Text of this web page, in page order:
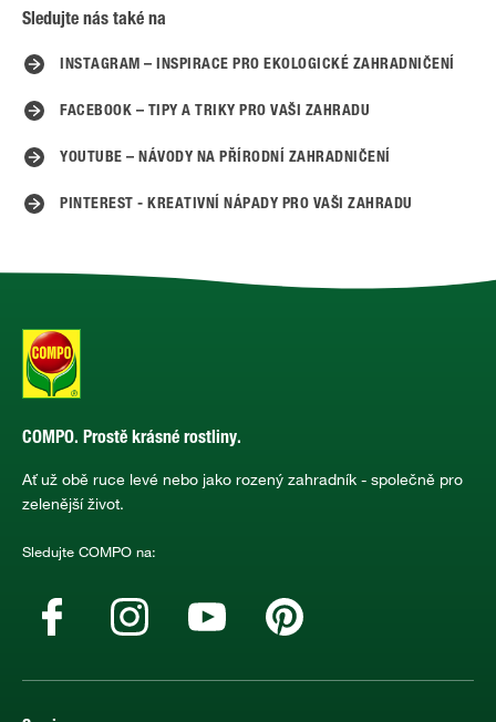
Sledujte nás také na
INSTAGRAM – INSPIRACE PRO EKOLOGICKÉ ZAHRADNIČENÍ
FACEBOOK – TIPY A TRIKY PRO VAŠI ZAHRADU
YOUTUBE – NÁVODY NA PŘÍRODNÍ ZAHRADNIČENÍ
PINTEREST - KREATIVNÍ NÁPADY PRO VAŠI ZAHRADU
COMPO. Prostě krásné rostliny.
Ať už obě ruce levé nebo jako rozený zahradník - společně pro
zelenější život.
Sledujte COMPO na: